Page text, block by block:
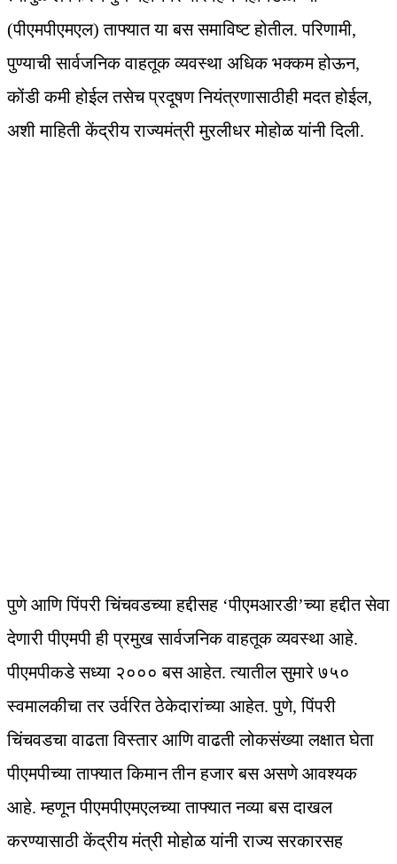
(पीएमपीएमएल) ताफ्यात या बस समाविष्ट होतील. परिणामी,
पुण्याची सार्वजनिक वाहतूक व्यवस्था अधिक भक्कम होऊन,
कोंडी कमी होईल तसेच प्रदूषण नियंत्रणासाठीही मदत होईल,
अशी माहिती केंद्रीय राज्यमंत्री मुरलीधर मोहोळ यांनी दिली.
पुणे आणि पिंपरी चिंचवडच्या हद्दीसह ‘पीएमआरडी’च्या हद्दीत सेवा
देणारी पीएमपी ही प्रमुख सार्वजनिक वाहतूक व्यवस्था आहे.
पीएमपीकडे सध्या २००० बस आहेत. त्यातील सुमारे ७५०
स्वमालकीचा तर उर्वरित ठेकेदारांच्या आहेत. पुणे, पिंपरी
चिंचवडचा वाढता विस्तार आणि वाढती लोकसंख्या लक्षात घेता
पीएमपीच्या ताफ्यात किमान तीन हजार बस असणे आवश्यक
आहे. म्हणून पीएमपीएमएलच्या ताफ्यात नव्या बस दाखल
करण्यासाठी केंद्रीय मंत्री मोहोळ यांनी राज्य सरकारसह